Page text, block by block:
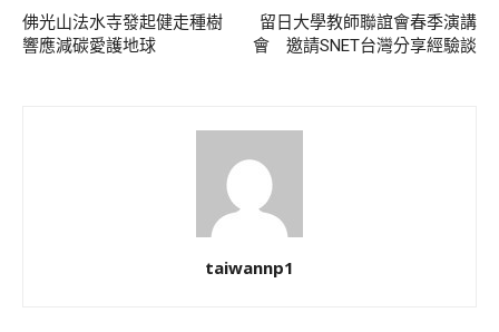
佛光山法水寺發起健走種樹
響應減碳愛護地球
留日大學教師聯誼會春季演講
會 邀請SNET台灣分享經驗談
taiwannp1